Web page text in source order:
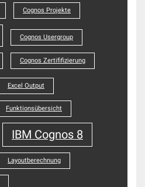
Cognos Projekte
Cognos Usergroup
Cognos Zertififizierung
Excel Output
Funktionsübersicht
IBM Cognos 8
Layoutberechnung